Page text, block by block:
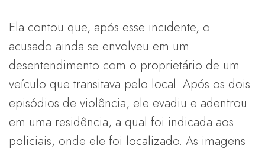
Ela contou que, após esse incidente, o
acusado ainda se envolveu em um
desentendimento com o proprietário de um
veículo que transitava pelo local. Após os dois
episódios de violência, ele evadiu e adentrou
em uma residência, a qual foi indicada aos
policiais, onde ele foi localizado. As imagens